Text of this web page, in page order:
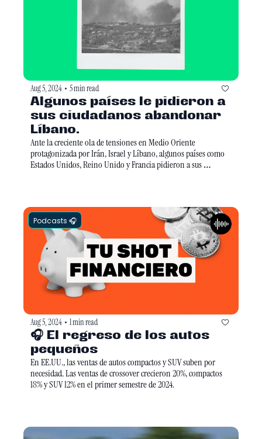
Aug 5, 2024 • 5 min read
Algunos países le pidieron a
sus ciudadanos abandonar
Líbano.
Ante la creciente ola de tensiones en Medio Oriente
protagonizada por Irán, Israel y Líbano, algunos países como
Estados Unidos, Reino Unido y Francia pidieron a sus
Podcasts 🎧
Aug 5, 2024 • 1 min read
🎧 El regreso de los autos
pequeños
En EE.UU., las ventas de autos compactos y SUV suben por
necesidad. Las ventas de crossover crecieron 20%, compactos
18% y SUV 12% en el primer semestre de 2024.